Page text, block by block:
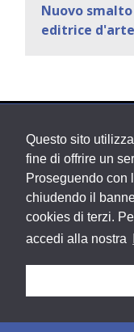
Questo sito
fine di offrire un
Proseguendo con
chiudendo il
cookies di terzi.
accedi alla nostra
Nuovo
editrice
Copyright PDE srl